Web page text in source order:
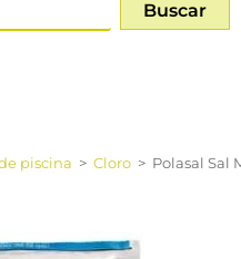
Buscar
piscina > Cloro > Polasal Sal